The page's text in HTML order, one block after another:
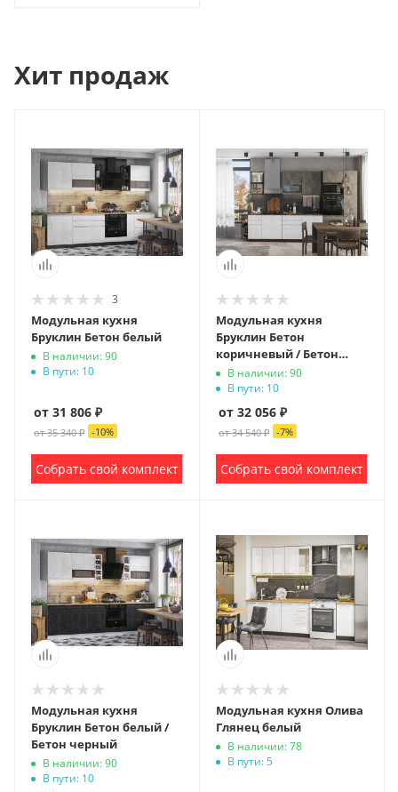
Хит продаж
3
Модульная кухня
Бруклин Бетон белый
В наличии: 90
В пути: 10
от 31 806 ₽
от 35 340 ₽ -10%
Собрать свой комплект
Модульная кухня
Бруклин Бетон
коричневый / Бетон
белый
В наличии: 90
В пути: 10
от 32 056 ₽
от 34 540 ₽ -7%
Собрать свой комплект
Модульная кухня
Бруклин Бетон белый /
Бетон черный
В наличии: 90
В пути: 10
Модульная кухня Олива
Глянец белый
В наличии: 78
В пути: 5